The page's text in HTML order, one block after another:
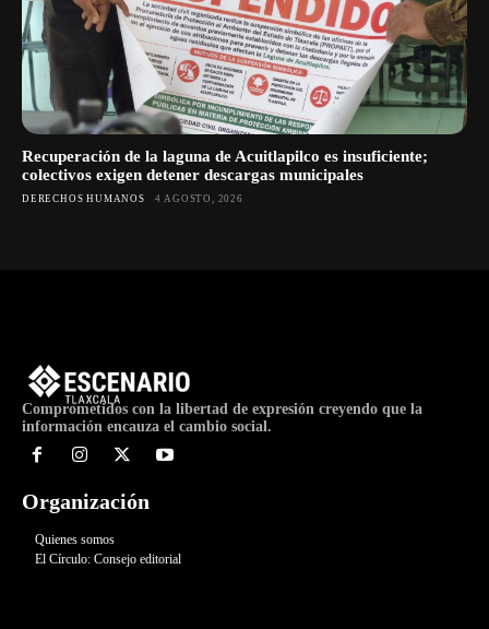
Recuperación de la laguna de Acuitlapilco es insuficiente;
colectivos exigen detener descargas municipales
DERECHOS HUMANOS 4 AGOSTO, 2026
Comprometidos con la libertad de expresión creyendo que la
información encauza el cambio social.
Organización
Quienes somos
El Círculo: Consejo editorial